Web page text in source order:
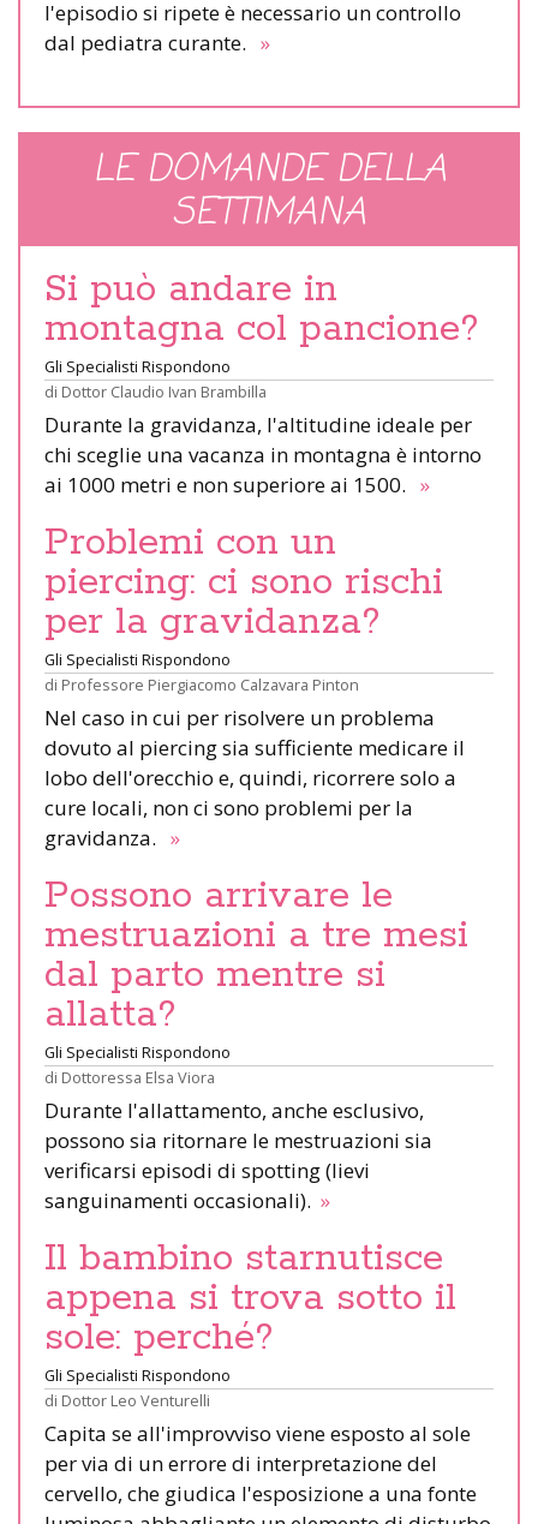
l'episodio si ripete è necessario un controllo
dal pediatra curante. »
LE DOMANDE DELLA
SETTIMANA
Si può andare in
montagna col pancione?
Gli Specialisti Rispondono
di Dottor Claudio Ivan Brambilla
Durante la gravidanza, l'altitudine ideale per
chi sceglie una vacanza in montagna è intorno
ai 1000 metri e non superiore ai 1500. »
Problemi con un
piercing: ci sono rischi
per la gravidanza?
Gli Specialisti Rispondono
di Professore Piergiacomo Calzavara Pinton
Nel caso in cui per risolvere un problema
dovuto al piercing sia sufficiente medicare il
lobo dell'orecchio e, quindi, ricorrere solo a
cure locali, non ci sono problemi per la
gravidanza. »
Possono arrivare le
mestruazioni a tre mesi
dal parto mentre si
allatta?
Gli Specialisti Rispondono
di Dottoressa Elsa Viora
Durante l'allattamento, anche esclusivo,
possono sia ritornare le mestruazioni sia
verificarsi episodi di spotting (lievi
sanguinamenti occasionali). »
Il bambino starnutisce
appena si trova sotto il
sole: perché?
Gli Specialisti Rispondono
di Dottor Leo Venturelli
Capita se all'improvviso viene esposto al sole
per via di un errore di interpretazione del
cervello, che giudica l'esposizione a una fonte